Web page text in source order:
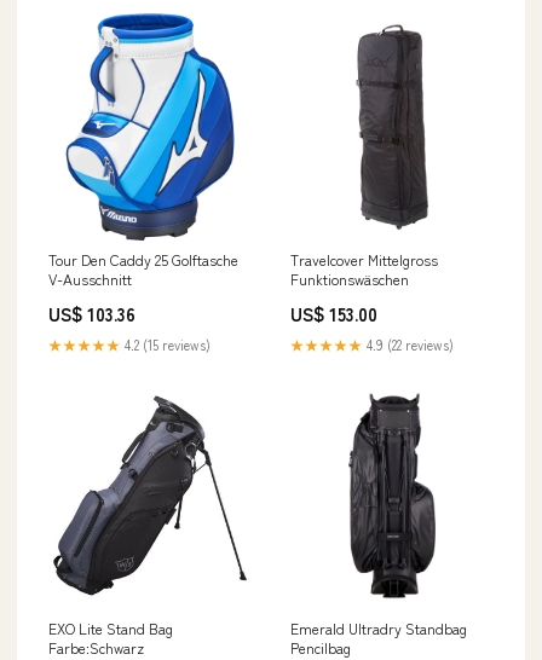
Tour Den Caddy 25 Golftasche
V-Ausschnitt
US$ 103.36
★★★★★ 4.2 (15 reviews)
Travelcover Mittelgross
Funktionswäschen
US$ 153.00
★★★★★ 4.9 (22 reviews)
EXO Lite Stand Bag
Farbe:Schwarz
Emerald Ultradry Standbag
Pencilbag